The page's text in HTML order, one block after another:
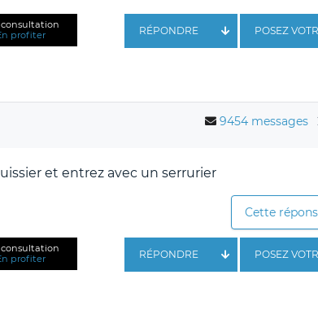
profiter POSEZ
RÉPONDRE
9454 messages
et entrez avec un serrurier
Cette
profiter POSEZ
RÉPONDRE